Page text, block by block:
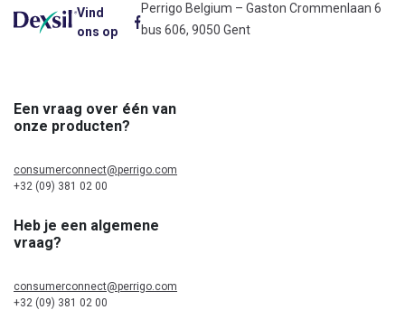
Vind
ons op
Perrigo Belgium – Gaston Crommenlaan 6
bus 606, 9050 Gent
Een vraag over één van
onze producten?
consumerconnect@perrigo.com
+32 (09) 381 02 00
Heb je een algemene
vraag?
consumerconnect@perrigo.com
+32 (09) 381 02 00